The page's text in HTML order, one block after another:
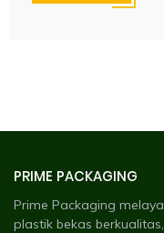
PRIME PACKAGING
Prime Packaging
plastik bekas